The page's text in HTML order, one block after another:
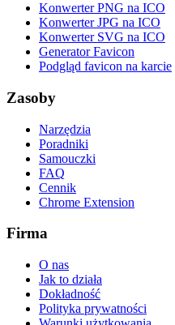
Konwerter PNG na ICO
Konwerter JPG na ICO
Konwerter SVG na ICO
Generator Favicon
Podgląd favicon na karcie
Zasoby
Narzędzia
Poradniki
Samouczki
FAQ
Cennik
Chrome Extension
Firma
O nas
Jak to działa
Dokładność
Polityka prywatności